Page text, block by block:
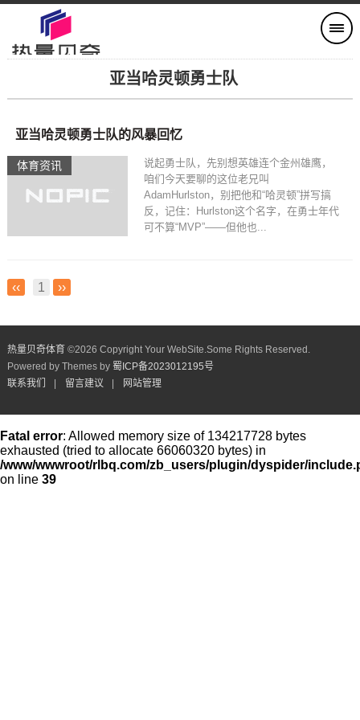
亚当哈灵顿勇士队
体育资讯
亚当哈灵顿勇士队的风暴回忆
说起勇士队，先别想英雄连个金州雄鹰，
咱们今天要聊的这位老兄叫
AdamHurlston，别把他和“哈灵顿”拼写搞
反，记住：Hurlston这个名字，在勇士年代
可不算“MVP”——但他也...
‹‹ 1 ››
热量贝奇体育 ©2026 Copyright Your WebSite.Some Rights Reserved.
Powered by Themes by 蜀ICP备2023012195号
联系我们
留言建议 网站管理
Fatal error: Allowed memory size of 134217728 bytes
exhausted (tried to allocate 66060320 bytes) in
/www/wwwroot/rlbq.com/zb_users/plugin/dyspider/
on line 39